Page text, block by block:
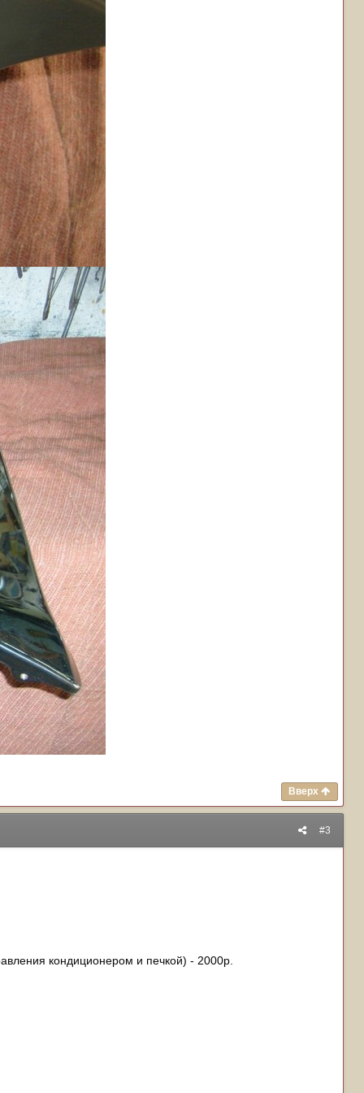
Вверх
#3
кондиционером и печкой) - 2000р.